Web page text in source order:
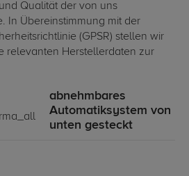
Qualität der von uns
In Übereinstimmung mit der
(GPSR) stellen wir
relevanten Herstellerdaten zur
abnehmbares
Automatiksystem von
unten gesteckt